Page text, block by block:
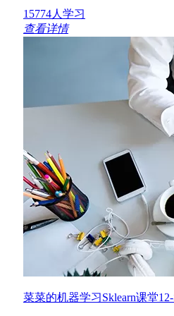
15774人学习
查看详情
菜菜的机器学习Sklearn课堂